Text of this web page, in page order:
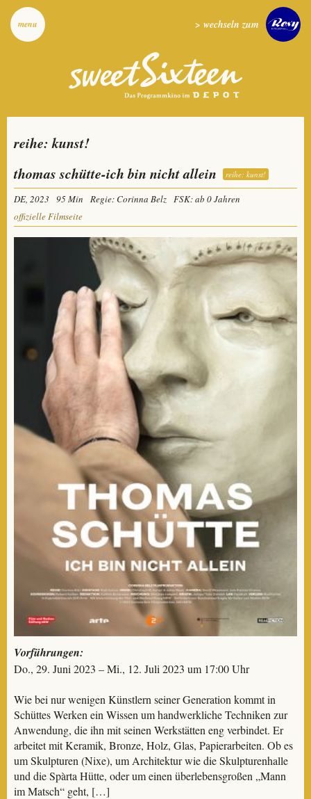
menu > wechseln zum
reihe: kunst!
thomas schütte-ich bin nicht allein
reihe: kunst!
DE, 2023 95 Min Regie: Corinna Belz FSK: ab 0 Jahren
offizielle Filmseite
Vorführungen:
Do., 29. Juni 2023 – Mi., 12. Juli 2023 um 17:00 Uhr
Wie bei nur wenigen Künstlern seiner Generation kommt in
Schüttes Werken ein Wissen um handwerkliche Techniken zur
Anwendung, die ihn mit seinen Werkstätten eng verbindet. Er
arbeitet mit Keramik, Bronze, Holz, Glas, Papierarbeiten. Ob es
um Skulpturen (Nixe), um Architektur wie die Skulpturenhalle
und die Spàrta Hütte, oder um einen überlebensgroßen „Mann
im Matsch“ geht, […]